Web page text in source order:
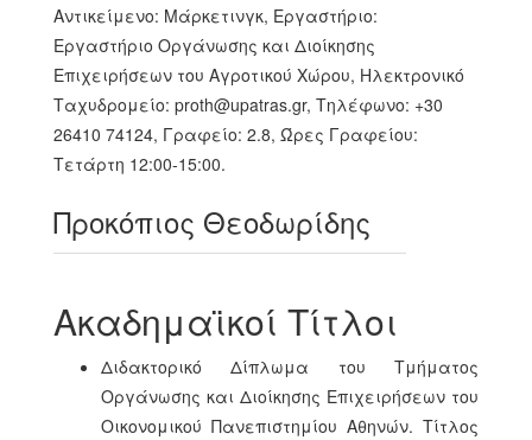
Αντικείμενο: Μάρκετινγκ, Εργαστήριο:
Εργαστήριο Οργάνωσης και Διοίκησης
Επιχειρήσεων του Αγροτικού Χώρου, Ηλεκτρονικό
Ταχυδρομείο: proth@upatras.gr, Τηλέφωνο: +30
26410 74124, Γραφείο: 2.8, Ώρες Γραφείου:
Τετάρτη 12:00-15:00.
Προκόπιος Θεοδωρίδης
Ακαδημαϊκοί Τίτλοι
Διδακτορικό Δίπλωμα του Τμήματος
Οργάνωσης και Διοίκησης Επιχειρήσεων του
Οικονομικού Πανεπιστημίου Αθηνών. Τίτλος